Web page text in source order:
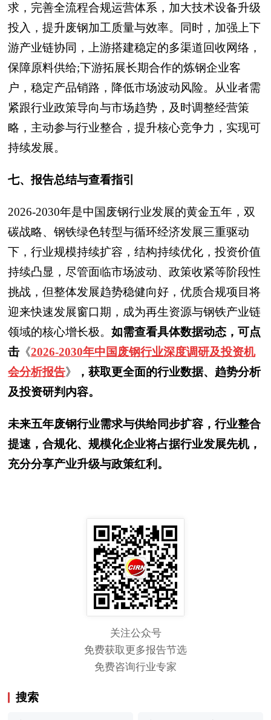
求，完善全流程合规运营体系，加大技术设备升级
投入，提升废钢加工质量与效率。同时，加强上下
游产业链协同，上游搭建稳定的多渠道回收网络，
保障原料供给;下游拓展长期合作的炼钢企业客
户，稳定产品销路，降低市场波动风险。从业者需
紧跟行业政策导向与市场趋势，及时调整经营策
略，主动参与行业整合，提升核心竞争力，实现可
持续发展。
七、报告总结与查看指引
2026-2030年是中国废钢行业发展的黄金五年，双
碳战略、钢铁绿色转型与循环经济发展三重驱动
下，行业规模持续扩容，结构持续优化，投资价值
持续凸显，尽管面临市场波动、政策收紧等阶段性
挑战，但整体发展趋势稳健向好，优质合规项目将
迎来快速发展窗口期，成为再生资源与钢铁产业链
领域的核心增长极。 如需查看具体数据动态，可点
击 《2026-2030年中国废钢行业深度调研及投资机
会分析报告》
，获取更全面的行业数据、趋势分析
及投资研判内容。
未来五年废钢行业需求与供给同步扩容，行业整合
提速，合规化、规模化企业将占据行业发展先机，
充分分享产业升级与政策红利。
关注公众号
免费获取更多报告节选
免费咨询行业专家
搜索